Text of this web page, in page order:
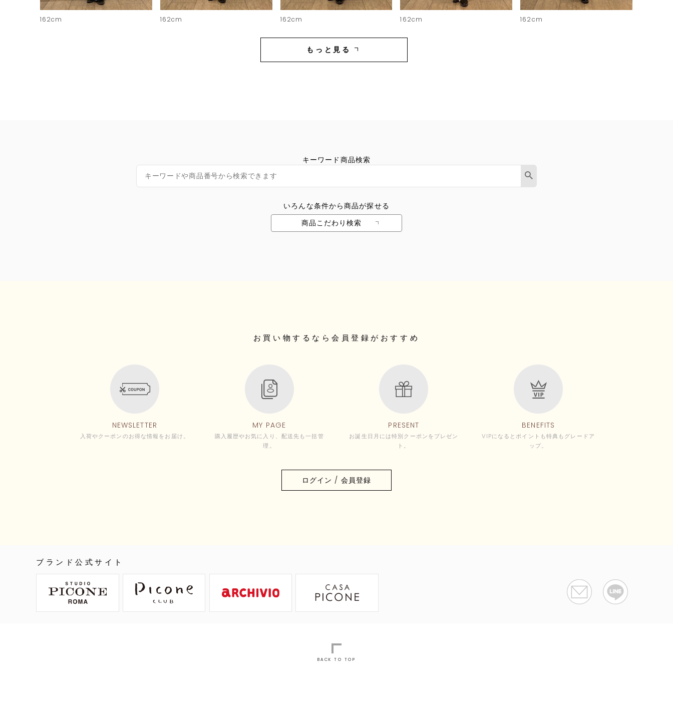
162cm 162cm 162cm 162cm 162cm
もっと見る
キーワード商品検索
いろんな条件から商品が探せる
商品こだわり検索
お買い物するなら会員登録がおすすめ
NEWSLETTER
入荷やクーポンのお得な情報をお届け。
MY PAGE
購入履歴やお気に入り、配送先も一括管
理。
PRESENT
お誕生日月には特別クーポンをプレゼン
ト。
BENEFITS
VIPになるとポイントも特典もグレードア
ップ。
ログイン / 会員登録
ブランド公式サイト
BACK TO TOP